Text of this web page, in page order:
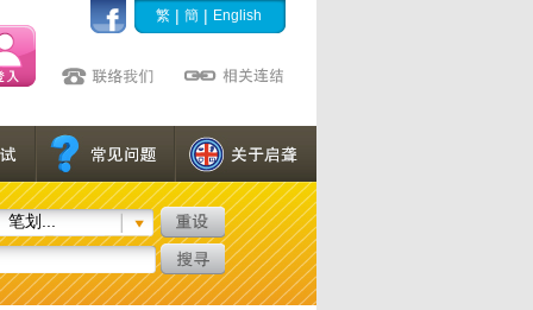
繁 | 簡 | English
笔划...